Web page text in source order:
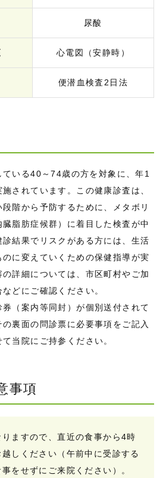
尿酸
心電図（安静時）
便潜血検査2日法
ている40～74歳の方を対象に、年1
されています。この健康診査は、
段階から予防するために、メタボリ
脂肪症候群）に着目した検査が中
結果でリスクがある方には、生活
に変えていくための保健指導が実
詳細については、市区町村やご加
どにご確認ください。
（案内等同封）が個別送付されて
裏面の問診票に必要事項をご記入
当院にご持参ください。
事項
ますので、直近の食事から4時
しください（午前中に受診する
をせずにご来院ください）。